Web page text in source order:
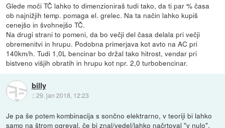
Glede moči TČ lahko to dimenzioniraš tudi tako, da ti par % časa
ob najnižjih temp. pomaga el. grelec. Na ta način lahko kupiš
cenejšo in švohnejšo TČ.
Na drugi strani to pomeni, da bo večji del časa delala pri večji
obremenitvi in hrupu. Podobna primerjava kot avto na AC pri
140km/h. Tudi 1,0L bencinar bo držal tako hitrost, vendar pri
bistveno višjih obratih in hrupu kot npr. 2,0 turbobencinar.
billy
::29. jan 2018, 12:23
Je pa še potem kombinacija s sončno elektrarno, v teoriji bi lahko
samo na štrom ogreval, če bi znal/vedel/lahko načrtoval "v nulo".